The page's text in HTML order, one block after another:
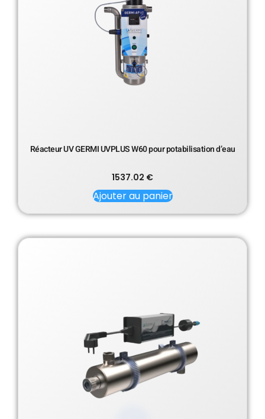
Réacteur UV GERMI UVPLUS W60 pour potabilisation d’eau
1537.02 €
Ajouter au panier